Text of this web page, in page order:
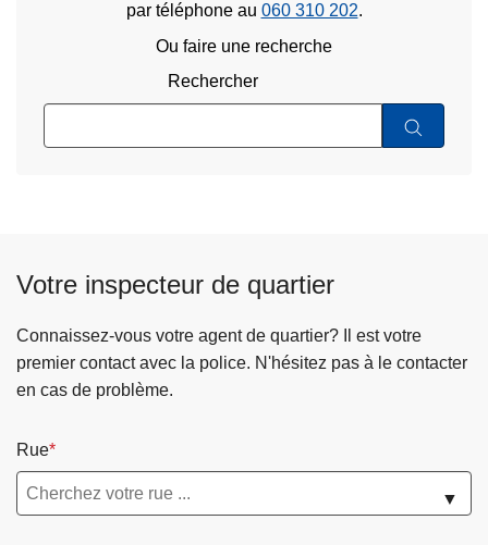
par téléphone au 060 310 202.
Ou faire une recherche
Rechercher
Votre inspecteur de quartier
Connaissez-vous votre agent de quartier? Il est votre
premier contact avec la police. N'hésitez pas à le contacter
en cas de problème.
Rue
▼